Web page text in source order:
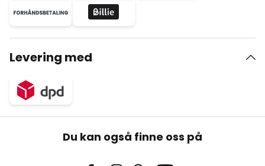
Levering med
Du kan også finne oss på